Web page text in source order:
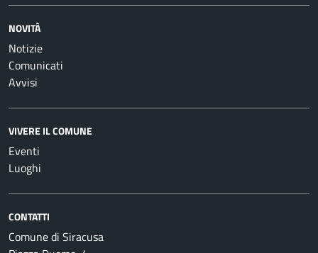
NOVITÀ
Notizie
Comunicati
Avvisi
VIVERE IL COMUNE
Eventi
Luoghi
CONTATTI
Comune di Siracusa